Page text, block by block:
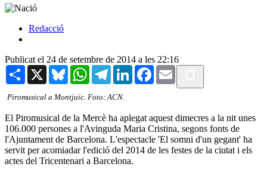
Redacció
Publicat el 24 de setembre de 2014 a les 22:16
Share X BlueskyWhatsAppTelegramLinkedInFacebook
Email
Piromusical a Montjuïc. Foto: ACN.
El Piromusical de la Mercè ha aplegat aquest dimecres a la nit unes
106.000 persones a l'Avinguda Maria Cristina, segons fonts de
l'Ajuntament de Barcelona. L'espectacle 'El somni d'un gegant' ha
servit per acomiadar l'edició del 2014 de les festes de la ciutat i els
actes del Tricentenari a Barcelona.